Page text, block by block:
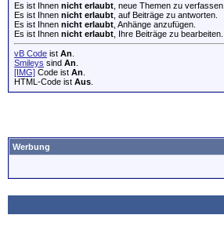
Es ist Ihnen nicht erlaubt , neue Themen zu verfassen.
Es ist Ihnen nicht erlaubt , auf Beiträge zu antworten.
Es ist Ihnen nicht erlaubt , Anhänge anzufügen.
Es ist Ihnen nicht erlaubt , Ihre Beiträge zu bearbeiten.
vB Code ist An
Smileys sind An
[IMG] Code ist An
HTML-Code ist Aus
Werbung